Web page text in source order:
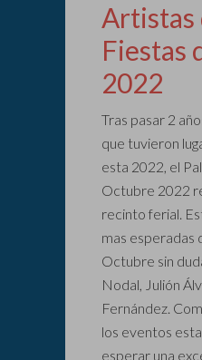
Artistas
Fiestas
2022
Tras pasar 2
que tuvieron
esta 2022, el
Octubre 2022
recinto ferial.
mas esperadas
Octubre sin
Nodal, Julión
Fernández.
los eventos
esperar una